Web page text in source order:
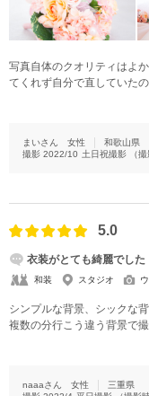
写真自体のクオリティはよ
てくれず自分で直していた
になりました。また、妊娠
まいさん 女性
和歌山県
撮影 2022/10 土日祝撮影 （
5.0
衣装がとても綺麗でした
和装 スタジオ
シンプルな背景、シックな
複数の分行こう違う背景で
しませんでしたが、ガーラ
naaaさん 女性
三重県